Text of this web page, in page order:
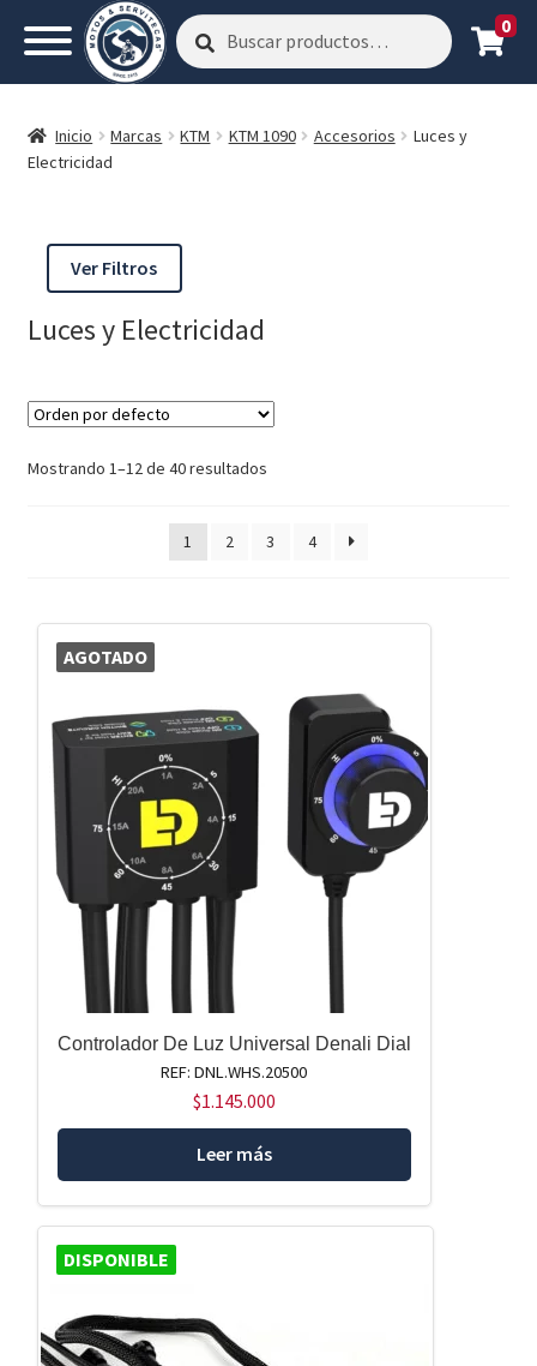
Buscar
por:
Buscar 0
Inicio Marcas KTM KTM 1090 Accesorios
Luces y
Electricidad
Ver Filtros
Luces y Electricidad
Mostrando 1–12 de 40 resultados
1 2 3 4
AGOTADO
Controlador De Luz Universal Denali Dial
REF: DNL.WHS.20500
$1.145.000
Leer más
DISPONIBLE